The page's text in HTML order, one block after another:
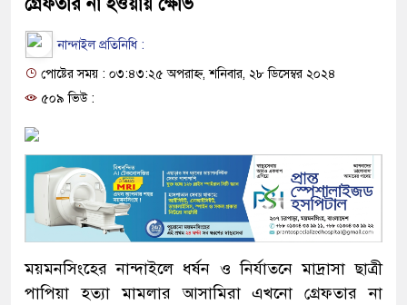
নান্দাইল প্রতিনিধি :
পোষ্টের সময় : ০৩:৪৩:২৫ অপরাহ্ন, শনিবার, ২৮ ডিসেম্বর ২০২৪
৫০৯ ভিউ :
ময়মনসিংহের নান্দাইলে ধর্ষন ও নির্যাতনে মাদ্রাসা ছাত্রী
পাপিয়া হত্যা মামলার আসামিরা এখনো গ্রেফতার না